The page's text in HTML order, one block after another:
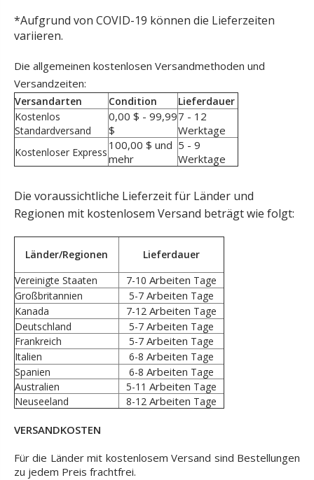
*Aufgrund von COVID-19 können die Lieferzeiten
variieren.
Die allgemeinen kostenlosen Versandmethoden und
Versandzeiten:
Versandarten Condition
Lieferdauer
Kostenlos
Standardversand
0,00 $ - 99,99
$
7 - 12
Werktage
Kostenloser Express
100,00 $ und
mehr
5 - 9
Werktage
Die voraussichtliche Lieferzeit für Länder und
Regionen mit kostenlosem Versand beträgt wie folgt:
Länder/Regionen
Lieferdauer
Vereinigte Staaten
7-10 Arbeiten Tage
Großbritannien
5-7 Arbeiten Tage
Kanada
7-12 Arbeiten Tage
Deutschland
5-7 Arbeiten Tage
Frankreich
5-7 Arbeiten Tage
Italien
6-8 Arbeiten Tage
Spanien
6-8 Arbeiten Tage
Australien
5-11 Arbeiten Tage
Neuseeland
8-12 Arbeiten Tage
VERSANDKOSTEN
Für die Länder mit kostenlosem Versand sind Bestellungen
zu jedem Preis frachtfrei.